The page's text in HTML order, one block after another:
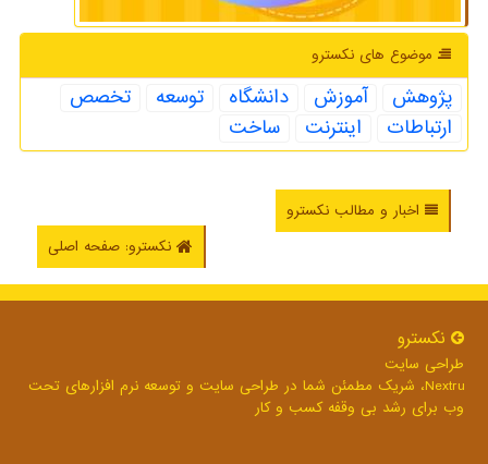
موضوع های نكسترو
پژوهش آموزش دانشگاه توسعه
تخصص
ارتباطات
اینترنت ساخت
اخبار و مطالب نکسترو
نکسترو: صفحه اصلی
نكسترو
طراحی سایت
Nextru، شریک مطمئن شما در طراحی سایت و توسعه نرم افزارهای تحت
وب برای رشد بی وقفه کسب و کار